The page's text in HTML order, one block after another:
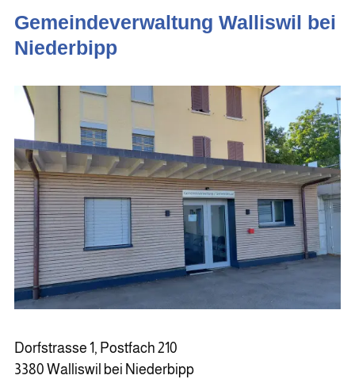
Gemeindeverwaltung Walliswil bei
Niederbipp
Dorfstrasse 1, Postfach 210
3380 Walliswil bei Niederbipp